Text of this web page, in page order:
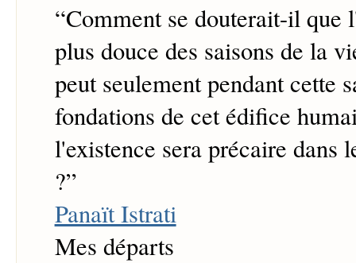
“Comment se douterait-il que
plus douce des saisons de la
peut seulement pendant cette
fondations de cet édifice
l'existence sera précaire dans
?”
Panaït Istrati
Mes départs